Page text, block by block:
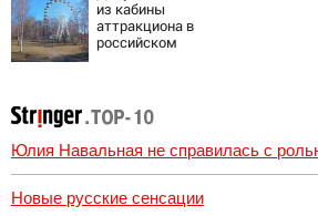
бизу»
из кабины
аттракциона в
российском
Юлия Навальная не справилась с
Новые русские сенсации